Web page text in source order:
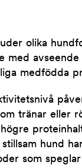
olika
med
medfödda
tränar eller
hund
som